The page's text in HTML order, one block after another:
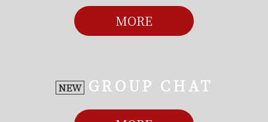
MORE
NEW GROUP CHAT